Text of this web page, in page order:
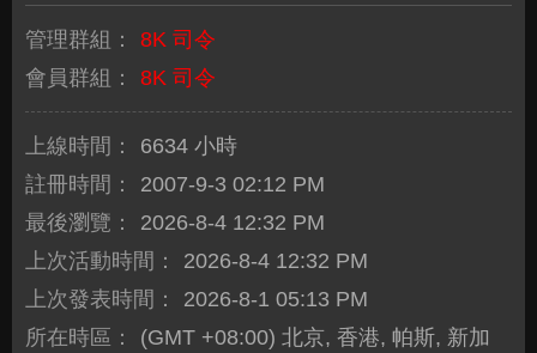
管理群組：
8K 司令
會員群組：
8K 司令
上線時間：
6634 小時
註冊時間：
2007-9-3 02:12 PM
最後瀏覽：
2026-8-4 12:32 PM
上次活動時間：
2026-8-4 12:32 PM
上次發表時間：
2026-8-1 05:13 PM
所在時區：
(GMT +08:00) 北京, 香港, 帕斯, 新加